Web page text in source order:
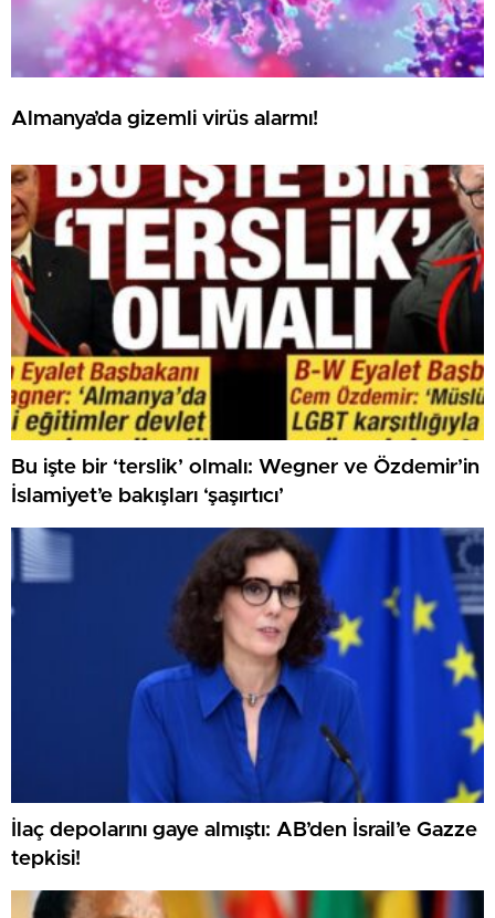
Almanya’da gizemli virüs alarmı!
Bu işte bir ‘terslik’ olmalı: Wegner ve Özdemir’in
İslamiyet’e bakışları ‘şaşırtıcı’
İlaç depolarını gaye almıştı: AB’den İsrail’e Gazze
tepkisi!